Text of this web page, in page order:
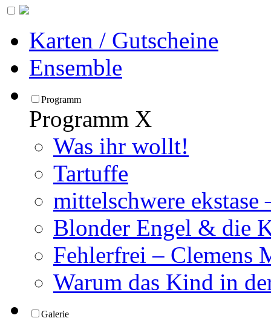
Karten / Gutscheine
Ensemble
Programm
Programm X
Was ihr wollt!
Tartuffe
mittelschwere ekstase
Blonder Engel & die
Fehlerfrei – Clemens
Warum das Kind in
Galerie